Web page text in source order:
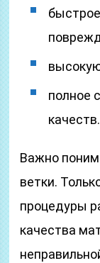
полное
качеств.
Важно
ветки.
процедуры
качества